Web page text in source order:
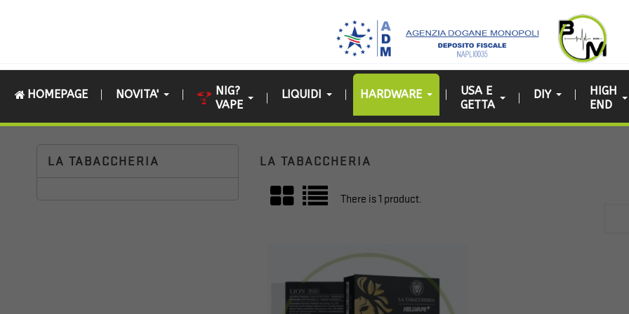
HOMEPAGE NOVITA'
NIG?
VAPE
LIQUIDI HARDWARE
USA E
GETTA
DIY
HIGH
END
LA TABACCHERIA
LA TABACCHERIA LA TABACCHERIA
There is 1 product.